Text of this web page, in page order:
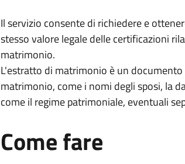
Il servizio consente di richiedere e
stesso valore legale delle certificazioni
matrimonio.
L'estratto di matrimonio è un
matrimonio, come i nomi degli sposi, la
come il regime patrimoniale, eventuali
Come fare